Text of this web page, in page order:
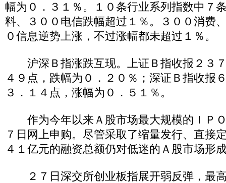
幅为０．３１％。１０条行业系列指数中７
料、３００电信跌幅超过１％。３００消费
０信息逆势上涨，不过涨幅都未超过１％。
沪深Ｂ指涨跌互现。上证Ｂ指收报２３
４９点，跌幅为０．２０％；深证Ｂ指收报
３．１４点，涨幅为０．５１％。
作为今年以来Ａ股市场最大规模的ＩＰ
７日网上申购。尽管采取了缩量发行、直接
４１亿元的融资总额仍对低迷的Ａ股市场形
２７日深交所创业板指展开弱反弹，最